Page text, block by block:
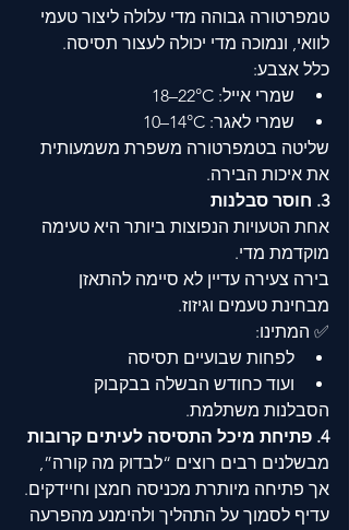
טמפרטורה גבוהה מדי עלולה ליצור טעמי
לוואי, ונמוכה מדי יכולה לעצור תסיסה.
כלל אצבע:
שמרי אייל: ‎18–22°C
שמרי לאגר: ‎10–14°C
שליטה בטמפרטורה משפרת משמעותית
את איכות הבירה.
3. חוסר סבלנות
אחת הטעויות הנפוצות ביותר היא טעימה
מוקדמת מדי.
בירה צעירה עדיין לא סיימה להתאזן
מבחינת טעמים וגיזוז.
✅ המתינו:
לפחות שבועיים תסיסה
ועוד כחודש הבשלה בבקבוק
הסבלנות משתלמת.
4. פתיחת מיכל התסיסה לעיתים קרובות
מבשלנים רבים רוצים “לבדוק מה קורה”,
אך פתיחה מיותרת מכניסה חמצן וחיידקים.
עדיף לסמוך על התהליך ולהימנע מהפרעה